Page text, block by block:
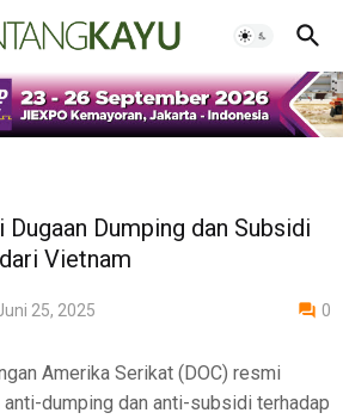
Dumping dan Subsidi
Vietnam
25, 2025 0
Amerika Serikat (DOC) resmi
dumping dan anti-subsidi terhadap